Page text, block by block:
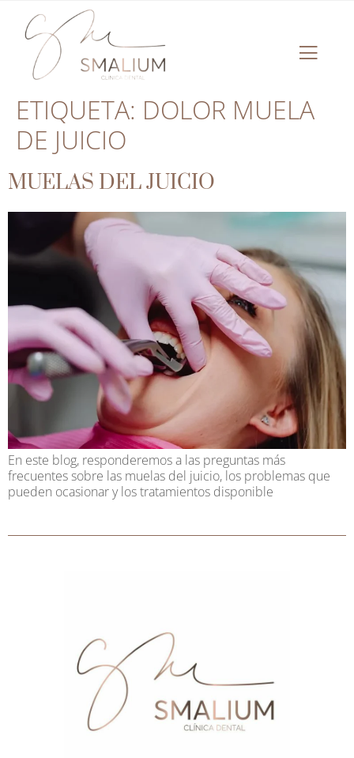
ETIQUETA: DOLOR MUELA
DE JUICIO
MUELAS DEL JUICIO
En este blog, responderemos a las preguntas más
frecuentes sobre las muelas del juicio, los problemas que
pueden ocasionar y los tratamientos disponible